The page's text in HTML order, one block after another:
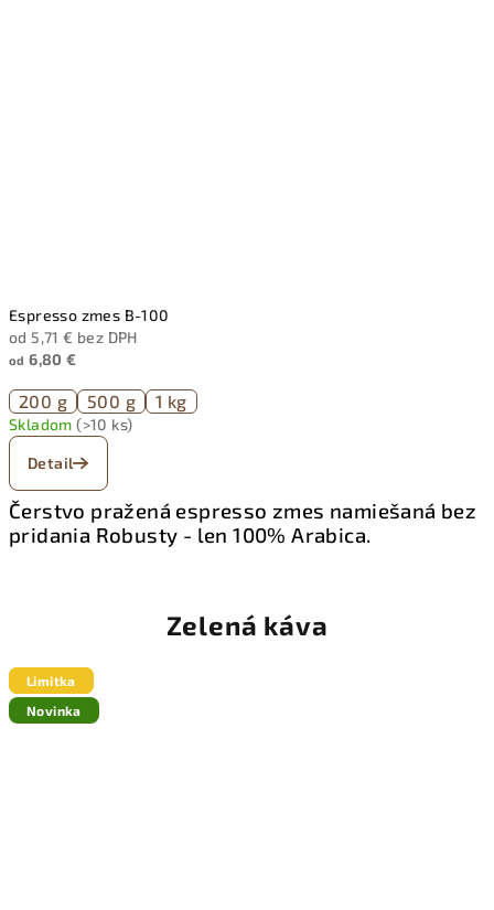
Espresso zmes B-100
od 5,71 € bez DPH
od 6,80 €
200 g 500 g 1 kg
Skladom(>10 ks)
Detail
Čerstvo pražená espresso zmes namiešaná bez
pridania Robusty - len 100% Arabica.
Zelená káva
Limitka
Limitka
Novinka
Limitka